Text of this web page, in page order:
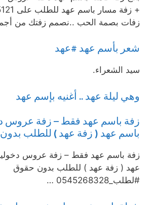
+ زفة
زفات بصمة الحب ..نصمم زفتك من
شعر بأسم عهد #عهد
سيد الشعراء.
وهي ليلة عهد .. أغنيه بإسم عهد
زفة باسم عهد فقط – زفة عروس
باسم عهد ( زفة عهد ) للطلب
زفة باسم عهد فقط – زفة عروس
عهد ( زفة عهد ) للطلب بدون حقوق
#لطلب_0545268328 …